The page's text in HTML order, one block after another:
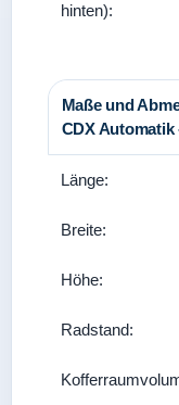
hinten):
Maße und
CDX Automatik
Länge:
Breite:
Höhe:
Radstand: